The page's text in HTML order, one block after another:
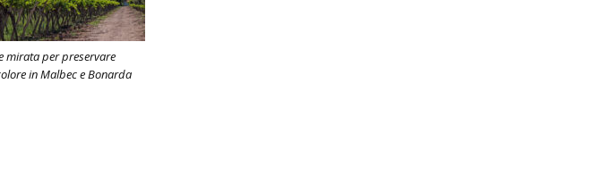
mirata per preservare
in Malbec e Bonarda